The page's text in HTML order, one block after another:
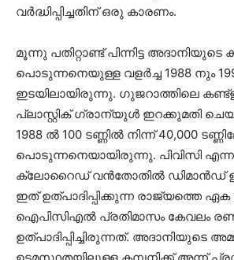
വര്‍ദ്ധിപ്പിച്ചതിന് ഒരു കാരണം.
മൂന്നു പതിറ്റാണ്ട് പിന്നിട്ട
പൊടുന്നനെയുള്ള വളര്‍ച്ച 1988 നും
ഇടയിലായിരുന്നു. ഗുജറാത്തിലെ
പ്ലാസ്റ്റിക് ഗ്രാന്യുള്‍ ഇറക്കുമതി
1988 ല്‍ 100 ടണ്ണില്‍ നിന്ന് 40,000
പൊടുന്നനെയായിരുന്നു. പിവിസി
ക്ലോറൈഡ് വന്‍തോതില്‍ ഡിമാന്‍ഡ്
ഇത് ഉത്പാദിപ്പിക്കുന്ന രാജ്യത്തെ
ഐപിസിഎല്‍ പ്രതിമാസം കേവലം
ഉത്പാദിപ്പിച്ചിരുന്നത്. അദാനിയുടെ